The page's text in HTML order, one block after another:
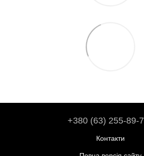
+380 (63) 255-89-
Контакти